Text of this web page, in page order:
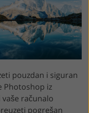
pouzdan i siguran
Photoshop iz
računalo
pogrešan